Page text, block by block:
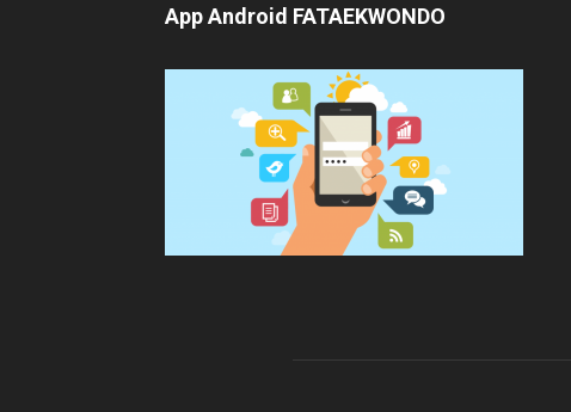
App Android FATAEKWONDO